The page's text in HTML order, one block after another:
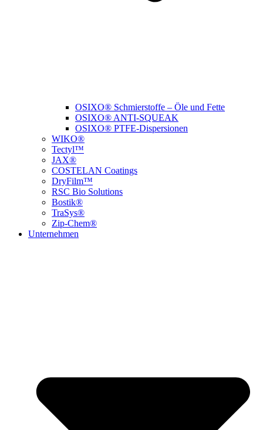
OSIXO® Schmierstoffe – Öle und Fette
OSIXO® ANTI-SQUEAK
OSIXO® PTFE-Dispersionen
WIKO®
Tectyl™
JAX®
COSTELAN Coatings
DryFilm™
RSC Bio Solutions
Bostik®
TraSys®
Zip-Chem®
Unternehmen